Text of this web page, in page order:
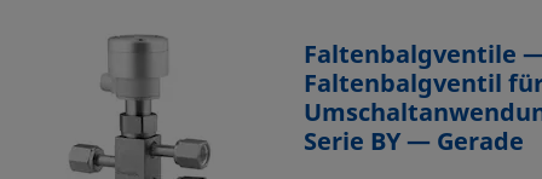
Faltenbalgventile
Faltenbalgventil
Serie BY — Gerade